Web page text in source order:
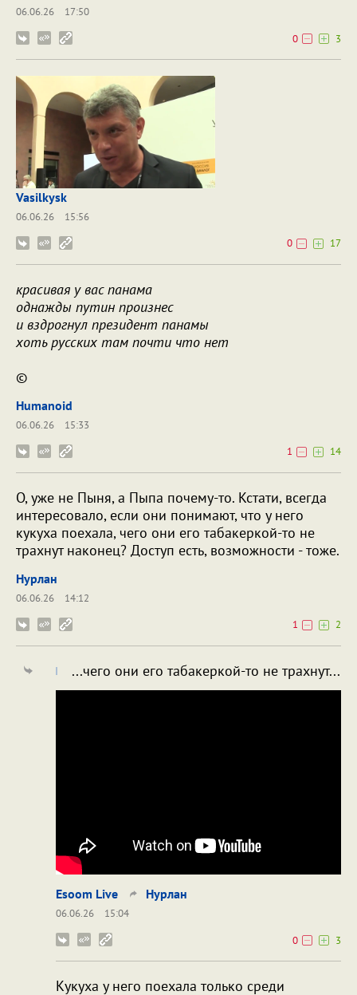
06.06.26
17:50
0
3
Vasilkysk
06.06.26
15:56
0
17
красивая у вас панама
однажды путин произнес
и вздрогнул президент панамы
хоть русских там почти что нет
©
Humanoid
06.06.26
15:33
1
14
О, уже не Пыня, а Пыпа почему-то. Кстати, всегда
интересовало, если они понимают, что у него
кукуха поехала, чего они его табакеркой-то не
трахнут наконец? Доступ есть, возможности - тоже.
Нурлан
06.06.26
14:12
1
2
...чего они его табакеркой-то не трахнут...
Esoom Live Нурлан
06.06.26
15:04
0
3
Кукуха у него поехала только среди